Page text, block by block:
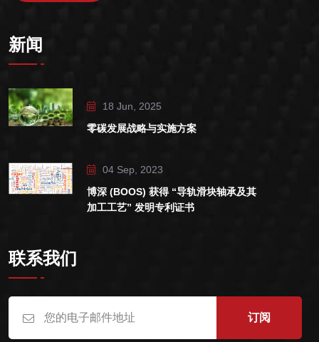
新闻
18 Jun, 2025
零碳发展战略与实施方案
04 Sep, 2023
博深 (BOOS) 获得 “导轨滑块轴承及其
加工工艺” 发明专利证书
联系我们
订阅